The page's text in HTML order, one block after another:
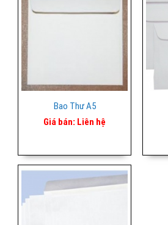
Bao Thư A5
Giá bán: Liên hệ